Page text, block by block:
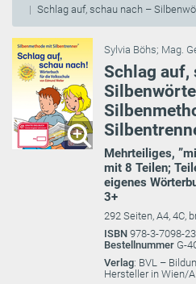
Schlag auf, schau nach –
Sylvia Böhs; Mag.
Schlag auf,
Mehrteiliges,
mit 8 Teilen;
eigenes
3+
292 Seiten, A4, 4C,
ISBN 978-3-7098-
Bestellnummer G-
Verlag: BVL –
Hersteller in Wien/A